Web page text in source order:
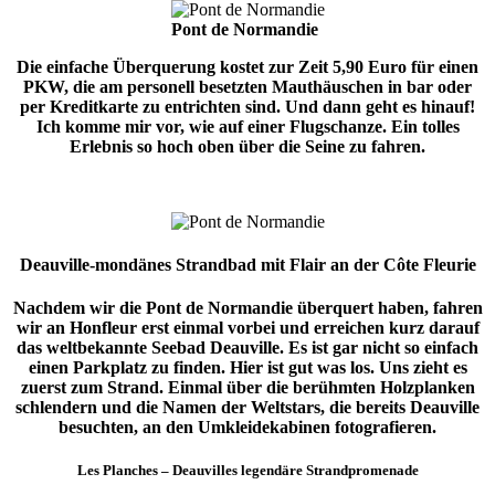
Pont de Normandie
Die einfache Überquerung kostet zur Zeit 5,90 Euro für einen
PKW, die am personell besetzten Mauthäuschen in bar oder
per Kreditkarte zu entrichten sind. Und dann geht es hinauf!
Ich komme mir vor, wie auf einer Flugschanze. Ein tolles
Erlebnis so hoch oben über die Seine zu fahren.
Deauville-mondänes Strandbad mit Flair an der Côte Fleurie
Nachdem wir die Pont de Normandie überquert haben, fahren
wir an Honfleur erst einmal vorbei und erreichen kurz darauf
das weltbekannte Seebad Deauville. Es ist gar nicht so einfach
einen Parkplatz zu finden. Hier ist gut was los. Uns zieht es
zuerst zum Strand. Einmal über die berühmten Holzplanken
schlendern und die Namen der Weltstars, die bereits Deauville
besuchten, an den Umkleidekabinen fotografieren.
Les Planches – Deauvilles legendäre Strandpromenade